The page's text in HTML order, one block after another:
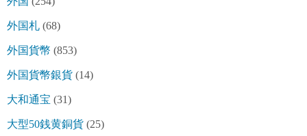
外国札 (68)
外国貨幣 (853)
外国貨幣銀貨 (14)
大和通宝 (31)
大型50銭黄銅貨 (25)